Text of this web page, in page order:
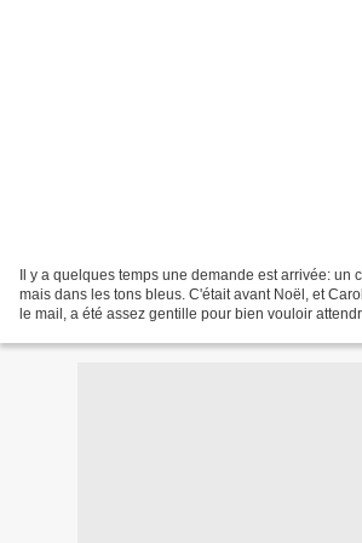
Il y a quelques temps une demande est arrivée: un
mais dans les tons bleus. C'était avant Noël, et
le mail, a été assez gentille pour bien vouloir